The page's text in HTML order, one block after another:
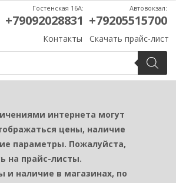
Контакты Скачать прайс-лист
Гостенская 16А:
+79092028831
Автовокзал:
+79205515700
интернета могут
цены, наличие
параметры. Пожалуйста,
на прайс-листы.
и наличие в магазинах, по